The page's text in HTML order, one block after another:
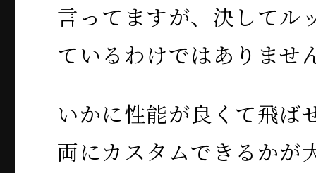
言ってますが、決してル
ているわけではありませ
いかに性能が良くて飛ば
両にカスタムできるかが